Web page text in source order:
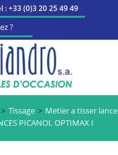
: +33 (0)3 20 25 49 49
?
Tissage
Metier a tisser
PICANOL OPTIMAX I